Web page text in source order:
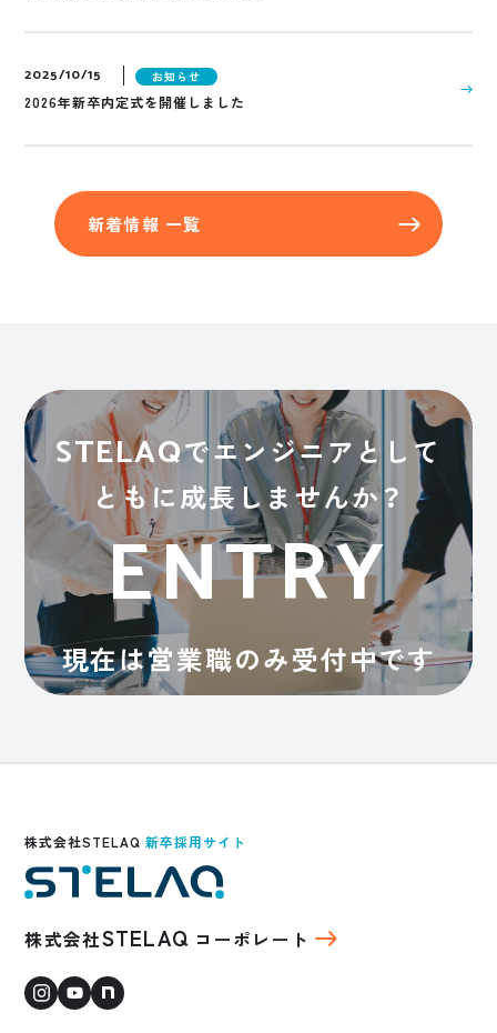
2025/10/15 お知らせ
2026年新卒内定式を開催しました
新着情報 一覧
STELAQでエンジニアとして
ともに成長しませんか？
ENTRY
現在は営業職のみ受付中です
株式会社STELAQ 新卒採用サイト
株式会社STELAQ コーポレート